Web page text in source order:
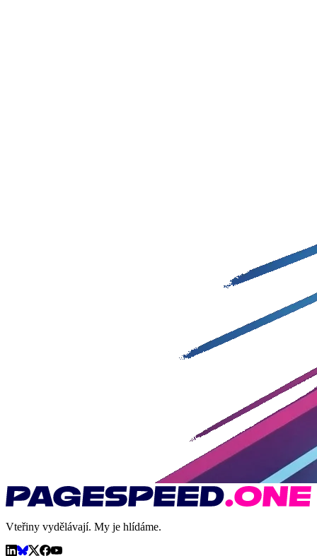
Vteřiny vydělávají. My je hlídáme.